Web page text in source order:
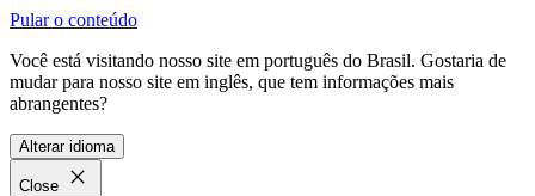
Pular o conteúdo
Você está visitando nosso site em português do Brasil. Gostaria de
mudar para nosso site em inglês, que tem informações mais
abrangentes?
Alterar idioma
Close